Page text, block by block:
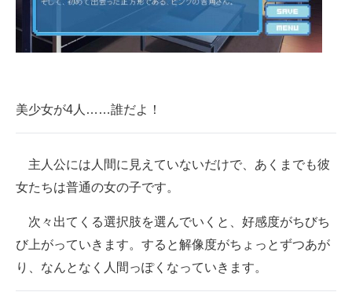
エレクトロニクス専門サイト
電子設計の基本と応用
美少女が4人……誰だよ！
主人公には人間に見えていないだけで、あくまでも彼
女たちは普通の女の子です。
次々出てくる選択肢を選んでいくと、好感度がちびち
び上がっていきます。すると解像度がちょっとずつあが
り、なんとなく人間っぽくなっていきます。